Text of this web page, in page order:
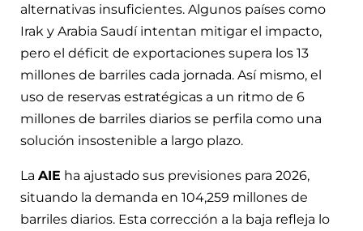
alternativas insuficientes. Algunos países como
Irak y Arabia Saudí intentan mitigar el impacto,
pero el déficit de exportaciones supera los 13
millones de barriles cada jornada. Así mismo, el
uso de reservas estratégicas a un ritmo de 6
millones de barriles diarios se perfila como una
solución insostenible a largo plazo.
La AIE ha ajustado sus previsiones para 2026,
situando la demanda en 104,259 millones de
barriles diarios. Esta corrección a la baja refleja lo